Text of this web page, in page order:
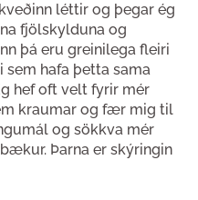
léttir og þegar ég
fjölskylduna og
þá eru greinilega fleiri
sem hafa þetta sama
hef oft velt fyrir mér
kraumar og fær mig til
og sökkva mér
Þarna er skýringin